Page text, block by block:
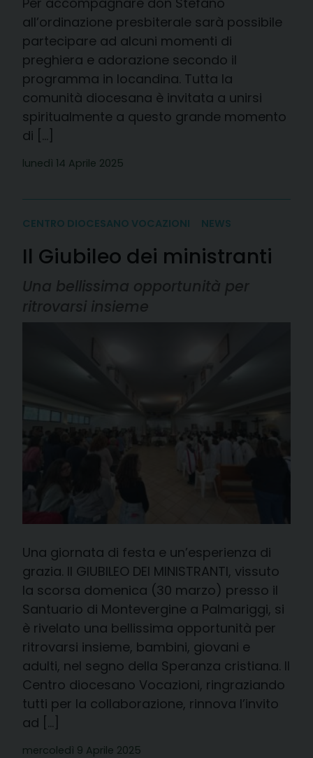
all’ordinazione presbiterale sarà possibile
partecipare ad alcuni momenti di
preghiera e adorazione secondo il
programma in locandina. Tutta la
comunità diocesana è invitata a unirsi
spiritualmente a questo grande momento
di […]
lunedì 14 Aprile 2025
CENTRO DIOCESANO VOCAZIONI NEWS
Il Giubileo dei ministranti
Una bellissima opportunità per
ritrovarsi insieme
Una giornata di festa e un’esperienza di
grazia. Il GIUBILEO DEI MINISTRANTI, vissuto
la scorsa domenica (30 marzo) presso il
Santuario di Montevergine a Palmariggi, si
è rivelato una bellissima opportunità per
ritrovarsi insieme, bambini, giovani e
adulti, nel segno della Speranza cristiana. Il
Centro diocesano Vocazioni, ringraziando
tutti per la collaborazione, rinnova l’invito
ad […]
mercoledì 9 Aprile 2025